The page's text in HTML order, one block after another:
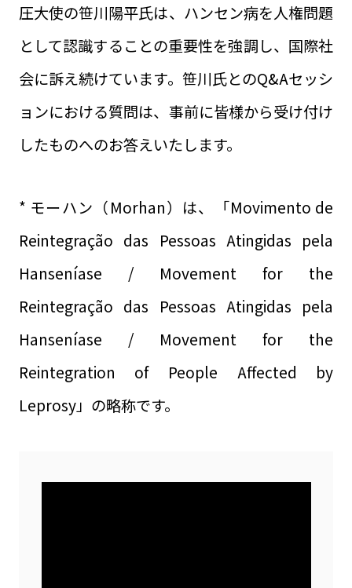
圧大使の笹川陽平氏は、ハンセン病を人権問題
として認識することの重要性を強調し、国際社
会に訴え続けています。笹川氏とのQ&Aセッシ
ョンにおける質問は、事前に皆様から受け付け
したものへのお答えいたします。
* モーハン（Morhan）は、「Movimento de
Reintegração das Pessoas Atingidas pela
Hanseníase / Movement for the
Reintegração das Pessoas Atingidas pela
Hanseníase / Movement for the
Reintegration of People Affected by
Leprosy」の略称です。